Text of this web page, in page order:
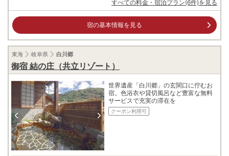
すべての料金・宿泊プラン(6件)を見る
宿の基本情報を見る
東海 岐阜県 白川郷
御宿 結の庄（共立リゾート）
世界遺産「白川郷」の玄関口に佇むお
宿。色浴衣や貸切風呂など豊富な無料
サービスで充実の滞在を
クーポン利用可